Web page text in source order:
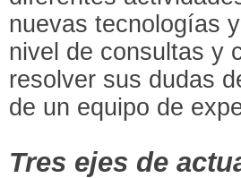
nuevas tecnologías
nivel de consultas y
resolver sus dudas
de un equipo de
Tres ejes de